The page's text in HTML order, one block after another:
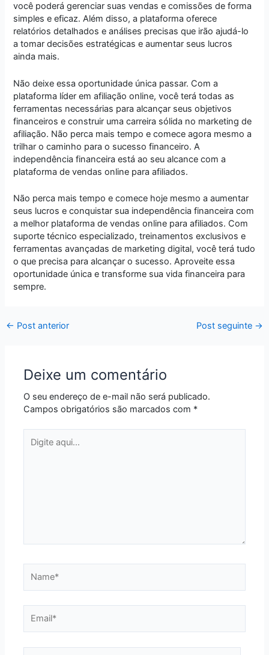
você poderá gerenciar suas vendas e comissões de forma
simples e eficaz. Além disso, a plataforma oferece
relatórios detalhados e análises precisas que irão ajudá-lo
a tomar decisões estratégicas e aumentar seus lucros
ainda mais.
Não deixe essa oportunidade única passar. Com a
plataforma líder em afiliação online, você terá todas as
ferramentas necessárias para alcançar seus objetivos
financeiros e construir uma carreira sólida no marketing de
afiliação. Não perca mais tempo e comece agora mesmo a
trilhar o caminho para o sucesso financeiro. A
independência financeira está ao seu alcance com a
plataforma de vendas online para afiliados.
Não perca mais tempo e comece hoje mesmo a aumentar
seus lucros e conquistar sua independência financeira com
a melhor plataforma de vendas online para afiliados. Com
suporte técnico especializado, treinamentos exclusivos e
ferramentas avançadas de marketing digital, você terá tudo
o que precisa para alcançar o sucesso. Aproveite essa
oportunidade única e transforme sua vida financeira para
sempre.
← Post anterior Post seguinte →
Deixe um comentário
O seu endereço de e-mail não será publicado.
Campos obrigatórios são marcados com *
aqui...